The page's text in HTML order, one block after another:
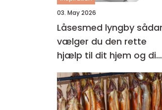
03. May 2026
Låsesmed lyngby sådan
vælger du den rette
hjælp til dit hjem og din
virksomhed